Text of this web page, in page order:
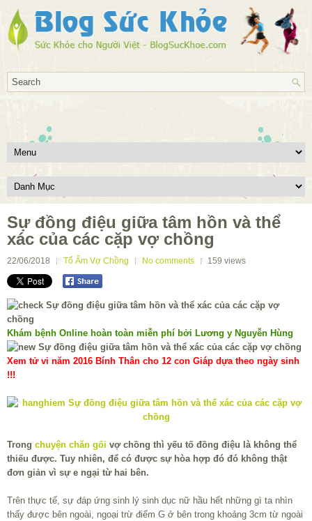
Sự đồng điệu giữa tâm hồn và thể
xác của các cặp vợ chồng
22/06/2018 Tổ Ấm Vợ Chồng No comments 159 views
Khám bệnh Online hoàn toàn miễn phí bởi Lương y Nguyễn Hùng
Xem tử vi năm 2016 Bính Thân cho 12 con Giáp dựa theo ngày sinh
!!!
Trong chuyện chăn gối vợ chồng thì yếu tố đồng điệu là không thể
thiếu được. Tuy nhiên, để có được sự hòa hợp đó đó không thật
đơn giản vì sự e ngại từ hai bên.
Trên thực tế, sự đáp ứng sinh lý sinh dục nữ hầu hết những gì ta nhìn
thấy được bên ngoài, ngoại trừ điểm G ở bên trong khoảng 3cm từ ngoài